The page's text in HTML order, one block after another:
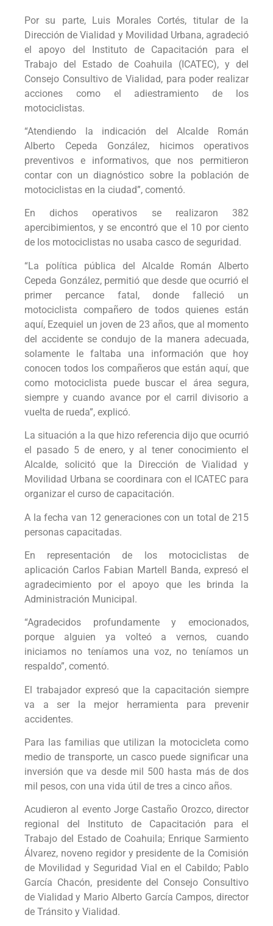
Por su parte, Luis Morales Cortés, titular de la
Dirección de Vialidad y Movilidad Urbana, agradeció
el apoyo del Instituto de Capacitación para el
Trabajo del Estado de Coahuila (ICATEC), y del
Consejo Consultivo de Vialidad, para poder realizar
acciones como el adiestramiento de los
motociclistas.
“Atendiendo la indicación del Alcalde Román
Alberto Cepeda González, hicimos operativos
preventivos e informativos, que nos permitieron
contar con un diagnóstico sobre la población de
motociclistas en la ciudad”, comentó.
En dichos operativos se realizaron 382
apercibimientos, y se encontró que el 10 por ciento
de los motociclistas no usaba casco de seguridad.
“La política pública del Alcalde Román Alberto
Cepeda González, permitió que desde que ocurrió el
primer percance fatal, donde falleció un
motociclista compañero de todos quienes están
aquí, Ezequiel un joven de 23 años, que al momento
del accidente se condujo de la manera adecuada,
solamente le faltaba una información que hoy
conocen todos los compañeros que están aquí, que
como motociclista puede buscar el área segura,
siempre y cuando avance por el carril divisorio a
vuelta de rueda”, explicó.
La situación a la que hizo referencia dijo que ocurrió
el pasado 5 de enero, y al tener conocimiento el
Alcalde, solicitó que la Dirección de Vialidad y
Movilidad Urbana se coordinara con el ICATEC para
organizar el curso de capacitación.
A la fecha van 12 generaciones con un total de 215
personas capacitadas.
En representación de los motociclistas de
aplicación Carlos Fabian Martell Banda, expresó el
agradecimiento por el apoyo que les brinda la
Administración Municipal.
“Agradecidos profundamente y emocionados,
porque alguien ya volteó a vernos, cuando
iniciamos no teníamos una voz, no teníamos un
respaldo”, comentó.
El trabajador expresó que la capacitación siempre
va a ser la mejor herramienta para prevenir
accidentes.
Para las familias que utilizan la motocicleta como
medio de transporte, un casco puede significar una
inversión que va desde mil 500 hasta más de dos
mil pesos, con una vida útil de tres a cinco años.
Acudieron al evento Jorge Castaño Orozco, director
regional del Instituto de Capacitación para el
Trabajo del Estado de Coahuila; Enrique Sarmiento
Álvarez, noveno regidor y presidente de la Comisión
de Movilidad y Seguridad Vial en el Cabildo; Pablo
García Chacón, presidente del Consejo Consultivo
de Vialidad y Mario Alberto García Campos, director
de Tránsito y Vialidad.